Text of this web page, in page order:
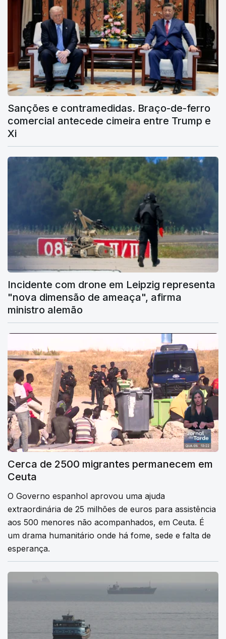
Sanções e contramedidas. Braço-de-ferro
comercial antecede cimeira entre Trump e
Xi
Incidente com drone em Leipzig representa
"nova dimensão de ameaça", afirma
ministro alemão
Cerca de 2500 migrantes permanecem em
Ceuta
O Governo espanhol aprovou uma ajuda
extraordinária de 25 milhões de euros para assistência
aos 500 menores não acompanhados, em Ceuta. É
um drama humanitário onde há fome, sede e falta de
esperança.